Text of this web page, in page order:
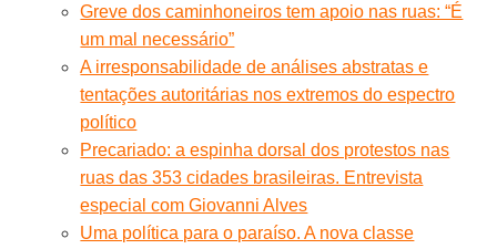
Greve dos caminhoneiros tem apoio nas ruas: “É
um mal necessário”
A irresponsabilidade de análises abstratas e
tentações autoritárias nos extremos do espectro
político
Precariado: a espinha dorsal dos protestos nas
ruas das 353 cidades brasileiras. Entrevista
especial com Giovanni Alves
Uma política para o paraíso. A nova classe